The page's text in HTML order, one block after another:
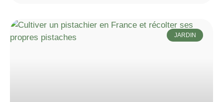
JARDIN